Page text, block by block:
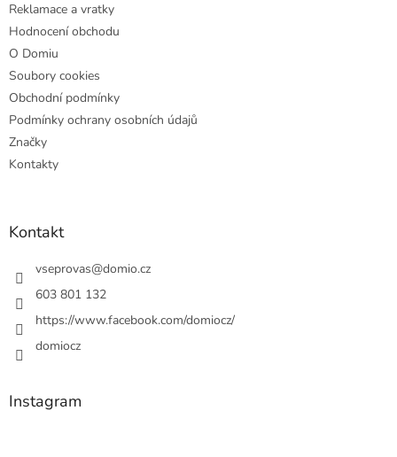
Reklamace a vratky
Hodnocení obchodu
O Domiu
Soubory cookies
Obchodní podmínky
Podmínky ochrany osobních údajů
Značky
Kontakty
Kontakt
vseprovas@domio.cz
603 801 132
https://www.facebook.com/domiocz/
domiocz
Instagram